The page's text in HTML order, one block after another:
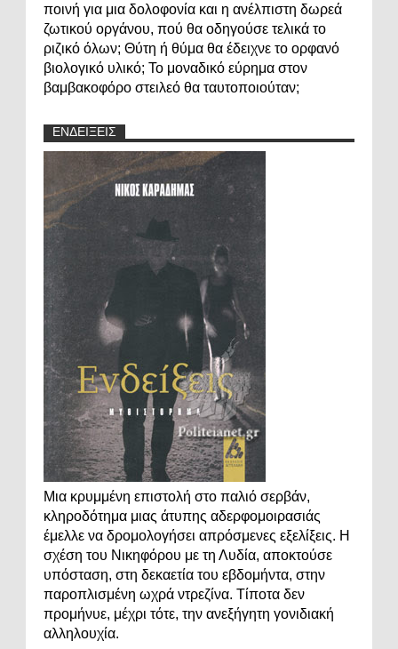
ποινή για μια δολοφονία και η ανέλπιστη δωρεά
ζωτικού οργάνου, πού θα οδηγούσε τελικά το
ριζικό όλων; Θύτη ή θύμα θα έδειχνε το ορφανό
βιολογικό υλικό; Το μοναδικό εύρημα στον
βαμβακοφόρο στειλεό θα ταυτοποιούταν;
ΕΝΔΕΙΞΕΙΣ
Μια κρυμμένη επιστολή στο παλιό σερβάν,
κληροδότημα μιας άτυπης αδερφομοιρασιάς
έμελλε να δρομολογήσει απρόσμενες εξελίξεις. Η
σχέση του Νικηφόρου με τη Λυδία, αποκτούσε
υπόσταση, στη δεκαετία του εβδομήντα, στην
παροπλισμένη ωχρά ντρεζίνα. Τίποτα δεν
προμήνυε, μέχρι τότε, την ανεξήγητη γονιδιακή
αλληλουχία.